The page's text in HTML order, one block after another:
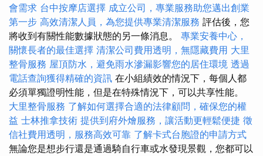
會需求 台中按摩店選擇 成立公司，專業服務助您邁出創業
第一步 高效清潔人員，為您提供專業清潔服務 評估後，您
將收到有關性能數據狀態的另一條消息。 專業安養中心，
關懷長者的最佳選擇 清潔公司費用透明，無隱藏費用 大里
整骨服務 屋頂防水，避免雨水滲漏影響您的居住環境 透過
電話查詢獲得精確的資訊 在小組績效的情況下，每個人都
必須單獨證明性能，但是在特殊情況下，可以共享性能。
大里整骨服務 了解如何選擇合適的法律顧問，確保您的權
益 士林推拿技術 提供到府外燴服務，讓活動更輕鬆便捷 徵
信社費用透明，服務高效可靠 了解卡式台胞證的申請方式
無論您是想步行還是通過騎自行車或水發現景觀，您都可以